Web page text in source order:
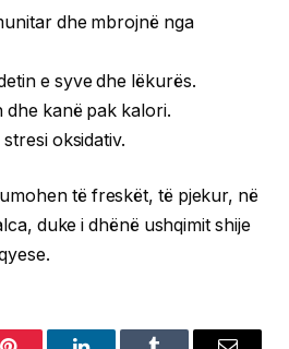
dhe mbrojnë nga
e syve dhe lëkurës.
dhe kanë pak kalori.
oksidativ.
të freskët, të pjekur, në
duke i dhënë ushqimit shije